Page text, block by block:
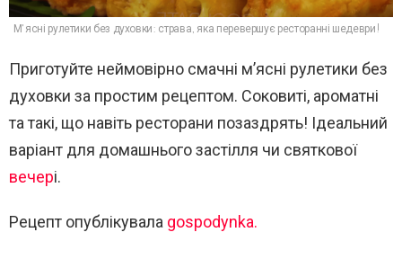
М'ясні рулетики без духовки: страва, яка перевершує ресторанні шедеври!
Приготуйте неймовірно смачні м’ясні рулетики без
духовки за простим рецептом. Соковиті, ароматні
та такі, що навіть ресторани позаздрять! Ідеальний
варіант для домашнього застілля чи святкової
вечері.
Рецепт опублікувала gospodynka.